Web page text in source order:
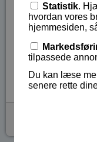
11 modeller og
med elastikker.
Vi anbefaler
Lagerstatus:På
Vare nr.:GI-7329
Statistik.
hvordan vores
hjemmesiden,
tilpassede
Du kan læse
senere rette